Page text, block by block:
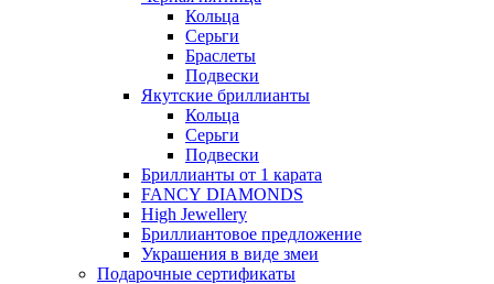
Кольца
Серьги
Браслеты
Подвески
Якутские бриллианты
Кольца
Серьги
Подвески
Бриллианты от 1 карата
FANCY DIAMONDS
High Jewellery
Бриллиантовое предложение
Украшения в виде змеи
Подарочные сертификаты